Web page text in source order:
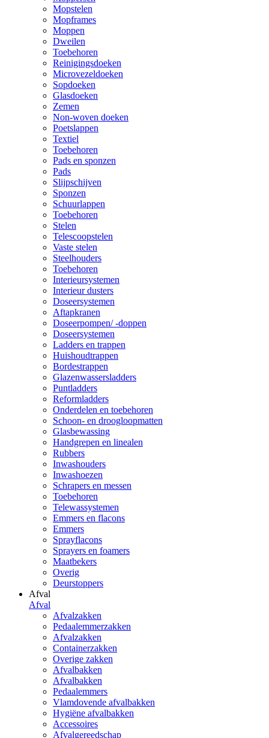
Mopstelen
Mopframes
Moppen
Dweilen
Toebehoren
Reinigingsdoeken
Microvezeldoeken
Sopdoeken
Glasdoeken
Zemen
Non-woven doeken
Poetslappen
Textiel
Toebehoren
Pads en sponzen
Pads
Slijpschijven
Sponzen
Schuurlappen
Toebehoren
Stelen
Telescoopstelen
Vaste stelen
Steelhouders
Toebehoren
Interieursystemen
Interieur dusters
Doseersystemen
Aftapkranen
Doseerpompen/ -doppen
Doseersystemen
Ladders en trappen
Huishoudtrappen
Bordestrappen
Glazenwassersladders
Puntladders
Reformladders
Onderdelen en toebehoren
Schoon- en droogloopmatten
Glasbewassing
Handgrepen en linealen
Rubbers
Inwashouders
Inwashoezen
Schrapers en messen
Toebehoren
Telewassystemen
Emmers en flacons
Emmers
Sprayflacons
Sprayers en foamers
Maatbekers
Overig
Deurstoppers
Afval
Afval
Afvalzakken
Pedaalemmerzakken
Afvalzakken
Containerzakken
Overige zakken
Afvalbakken
Afvalbakken
Pedaalemmers
Vlamdovende afvalbakken
Hygiëne afvalbakken
Accessoires
Afvalgereedschap